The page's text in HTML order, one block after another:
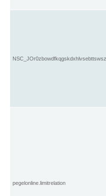
pegelonline.limitrelation